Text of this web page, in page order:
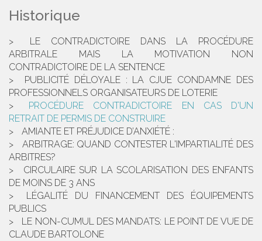
Historique
LE CONTRADICTOIRE DANS LA PROCÉDURE
ARBITRALE MAIS LA MOTIVATION NON
CONTRADICTOIRE DE LA SENTENCE
PUBLICITÉ DÉLOYALE : LA CJUE CONDAMNE DES
PROFESSIONNELS ORGANISATEURS DE LOTERIE
PROCÉDURE CONTRADICTOIRE EN CAS D'UN
RETRAIT DE PERMIS DE CONSTRUIRE
AMIANTE ET PRÉJUDICE D’ANXIÉTÉ :
ARBITRAGE: QUAND CONTESTER L'IMPARTIALITÉ DES
ARBITRES?
CIRCULAIRE SUR LA SCOLARISATION DES ENFANTS
DE MOINS DE 3 ANS
LÉGALITÉ DU FINANCEMENT DES ÉQUIPEMENTS
PUBLICS
LE NON-CUMUL DES MANDATS: LE POINT DE VUE DE
CLAUDE BARTOLONE